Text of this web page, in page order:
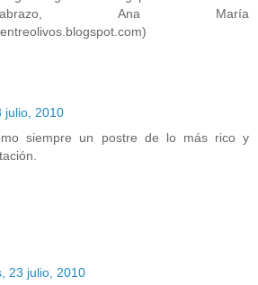
Ana María
julio, 2010
siempre un postre de lo más rico y
23 julio, 2010